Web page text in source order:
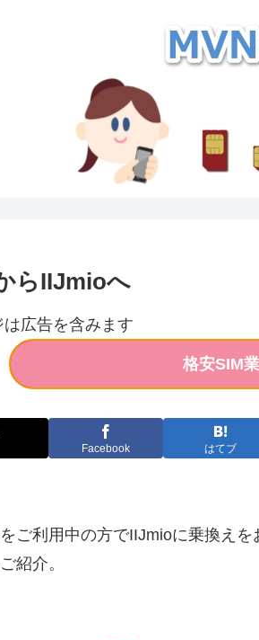
らIIJmioへ
広告を含みます
格安SIM
Facebook はてブ
ご利用中の方でIIJmioに乗換え
紹介。